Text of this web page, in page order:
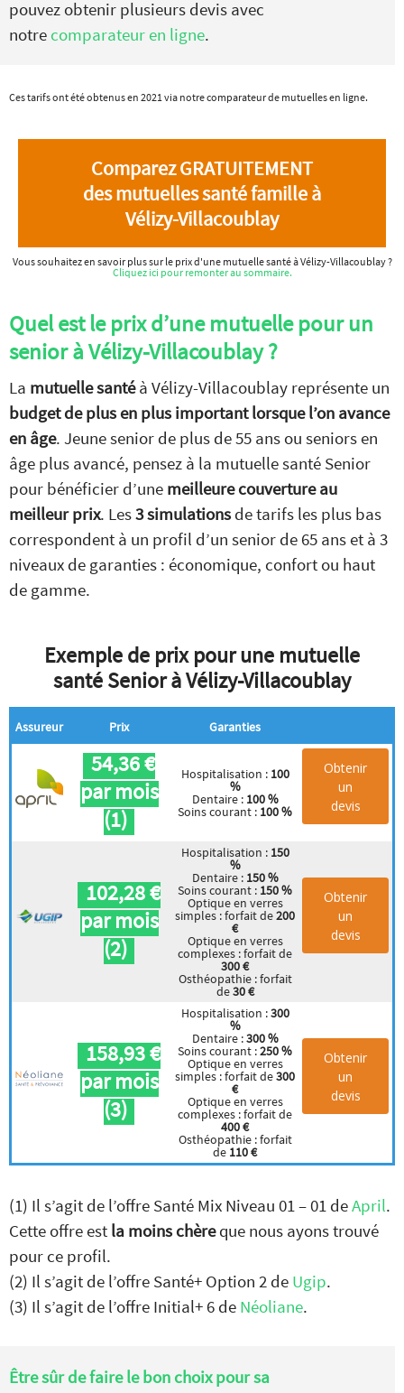
pouvez obtenir plusieurs devis avec
notre comparateur en ligne.
Ces tarifs ont été obtenus en 2021 via notre comparateur de mutuelles en ligne.
Comparez GRATUITEMENT
des mutuelles santé famille à
Vélizy-Villacoublay
Vous souhaitez en savoir plus sur le prix d'une mutuelle santé à Vélizy-Villacoublay ?
Cliquez ici pour remonter au sommaire.
Quel est le prix d’une mutuelle pour un
senior à Vélizy-Villacoublay ?
La mutuelle santéà Vélizy-Villacoublay représente un
budget de plus en plus important lorsque l’on avance
en âge. Jeune senior de plus de 55 ans ou seniors en
âge plus avancé, pensez à la mutuelle santé Senior
pour bénéficier d’une meilleure couverture au
meilleur prix. Les3 simulations de tarifs les plus bas
correspondent à un profil d’un senior de 65 ans et à 3
niveaux de garanties : économique, confort ou haut
de gamme.
Exemple de prix pour une mutuelle
santé Senior à Vélizy-Villacoublay
Assureur Prix Garanties
54,36 €
par mois
(1)
Hospitalisation : 100
%
Dentaire : 100 %
Soins courant : 100 %
Obtenir
un
devis
102,28 €
par mois
(2)
Hospitalisation : 150
%
Dentaire : 150 %
Soins courant : 150 %
Optique en verres
simples : forfait de200
€
Optique en verres
complexes : forfait de
300 €
Osthéopathie : forfait
de30 €
Obtenir
un
devis
158,93 €
par mois
(3)
Hospitalisation :300
%
Dentaire :300 %
Soins courant :250 %
Optique en verres
simples : forfait de300
€
Optique en verres
complexes : forfait de
400 €
Osthéopathie : forfait
de 110 €
Obtenir
un
devis
(1) Il s’agit de l’offre Santé Mix Niveau 01 – 01 deApril.
Cette offre est la moins chèreque nous ayons trouvé
pour ce profil.
(2) Il s’agit de l’offre Santé+ Option 2 de Ugip.
(3) Il s’agit de l’offre Initial+ 6 de Néoliane.
Être sûr de faire le bon choix pour sa